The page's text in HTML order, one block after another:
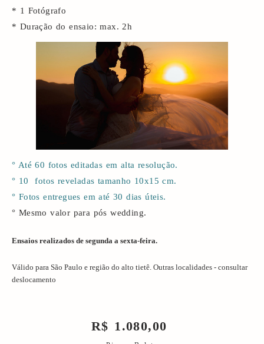
* 1 Fotógrafo
* Duração do ensaio: max. 2h
° Até 60 fotos editadas em alta resolução.
° 10 fotos reveladas tamanho 10x15 cm.
° Fotos entregues em até 30 dias úteis.
° Mesmo valor para pós wedding.
Ensaios realizados de segunda a sexta-feira.
Válido para São Paulo e região do alto tietê. Outras localidades - consultar
deslocamento
R$ 1.080,00